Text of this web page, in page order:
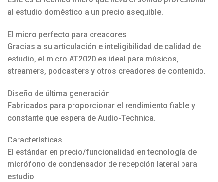
al estudio doméstico a un precio asequible.
El micro perfecto para creadores
Gracias a su articulación e inteligibilidad de calidad de
estudio, el micro AT2020 es ideal para músicos,
streamers, podcasters y otros creadores de contenido.
Diseño de última generación
Fabricados para proporcionar el rendimiento fiable y
constante que espera de Audio-Technica.
Características
El estándar en precio/funcionalidad en tecnología de
micrófono de condensador de recepción lateral para
estudio